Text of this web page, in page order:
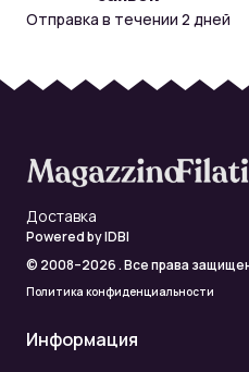
Отправка в течении 2 дней
Доставка
Powered byIDBI
© 2008–2026 . Все права
Политика конфиденциальности
Информация